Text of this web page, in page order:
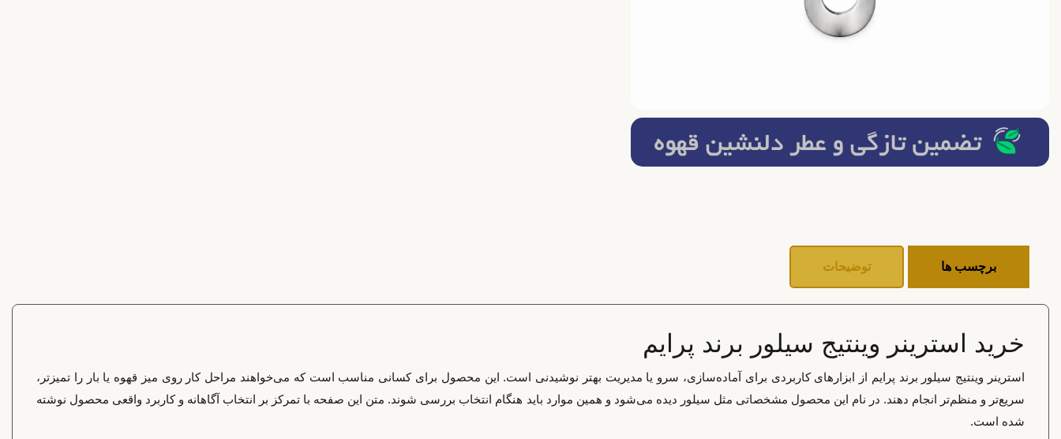
توضیحات برچسب ها
خرید استرینر وینتیج سیلور برند پرایم
استرینر وینتیج سیلور برند پرایم از ابزارهای کاربردی برای آماده‌سازی، سرو یا مدیریت بهتر نوشیدنی است. این محصول برای کسانی مناسب است که می‌خواهند مراحل کار روی میز قهوه یا بار را تمیزتر،
سریع‌تر و منظم‌تر انجام دهند. در نام این محصول مشخصاتی مثل سیلور دیده می‌شود و همین موارد باید هنگام انتخاب بررسی شوند. متن این صفحه با تمرکز بر انتخاب آگاهانه و کاربرد واقعی محصول نوشته
شده است.